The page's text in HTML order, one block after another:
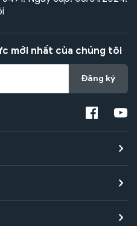
mới nhất của chúng tôi
Đăng ký